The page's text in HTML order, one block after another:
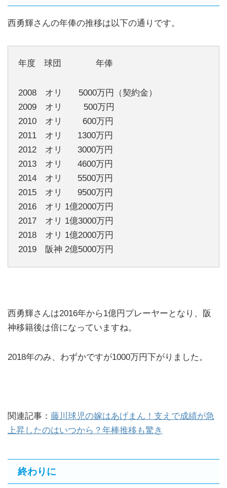
西勇輝さんの年俸の推移は以下の通りです。
年度 球団 年俸
2008 オリ 5000万円（契約金）
2009 オリ 500万円
2010 オリ 600万円
2011 オリ 1300万円
2012 オリ 3000万円
2013 オリ 4600万円
2014 オリ 5500万円
2015 オリ 9500万円
2016 オリ 1億2000万円
2017 オリ 1億3000万円
2018 オリ 1億2000万円
2019 阪神 2億5000万円
西勇輝さんは2016年から1億円プレーヤーとなり、阪
神移籍後は倍になっていますね。
2018年のみ、わずかですが1000万円下がりました。
関連記事： 藤川球児の嫁はあげまん！支えで成績が急
上昇したのはいつから？年棒推移も驚き
終わりに